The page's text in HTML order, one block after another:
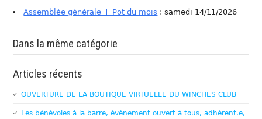
Assemblée générale + Pot du mois : samedi 14/11/2026
Dans la même catégorie
Articles récents
OUVERTURE DE LA BOUTIQUE VIRTUELLE DU WINCHES CLUB
Les bénévoles à la barre, évènement ouvert à tous, adhérent.e,